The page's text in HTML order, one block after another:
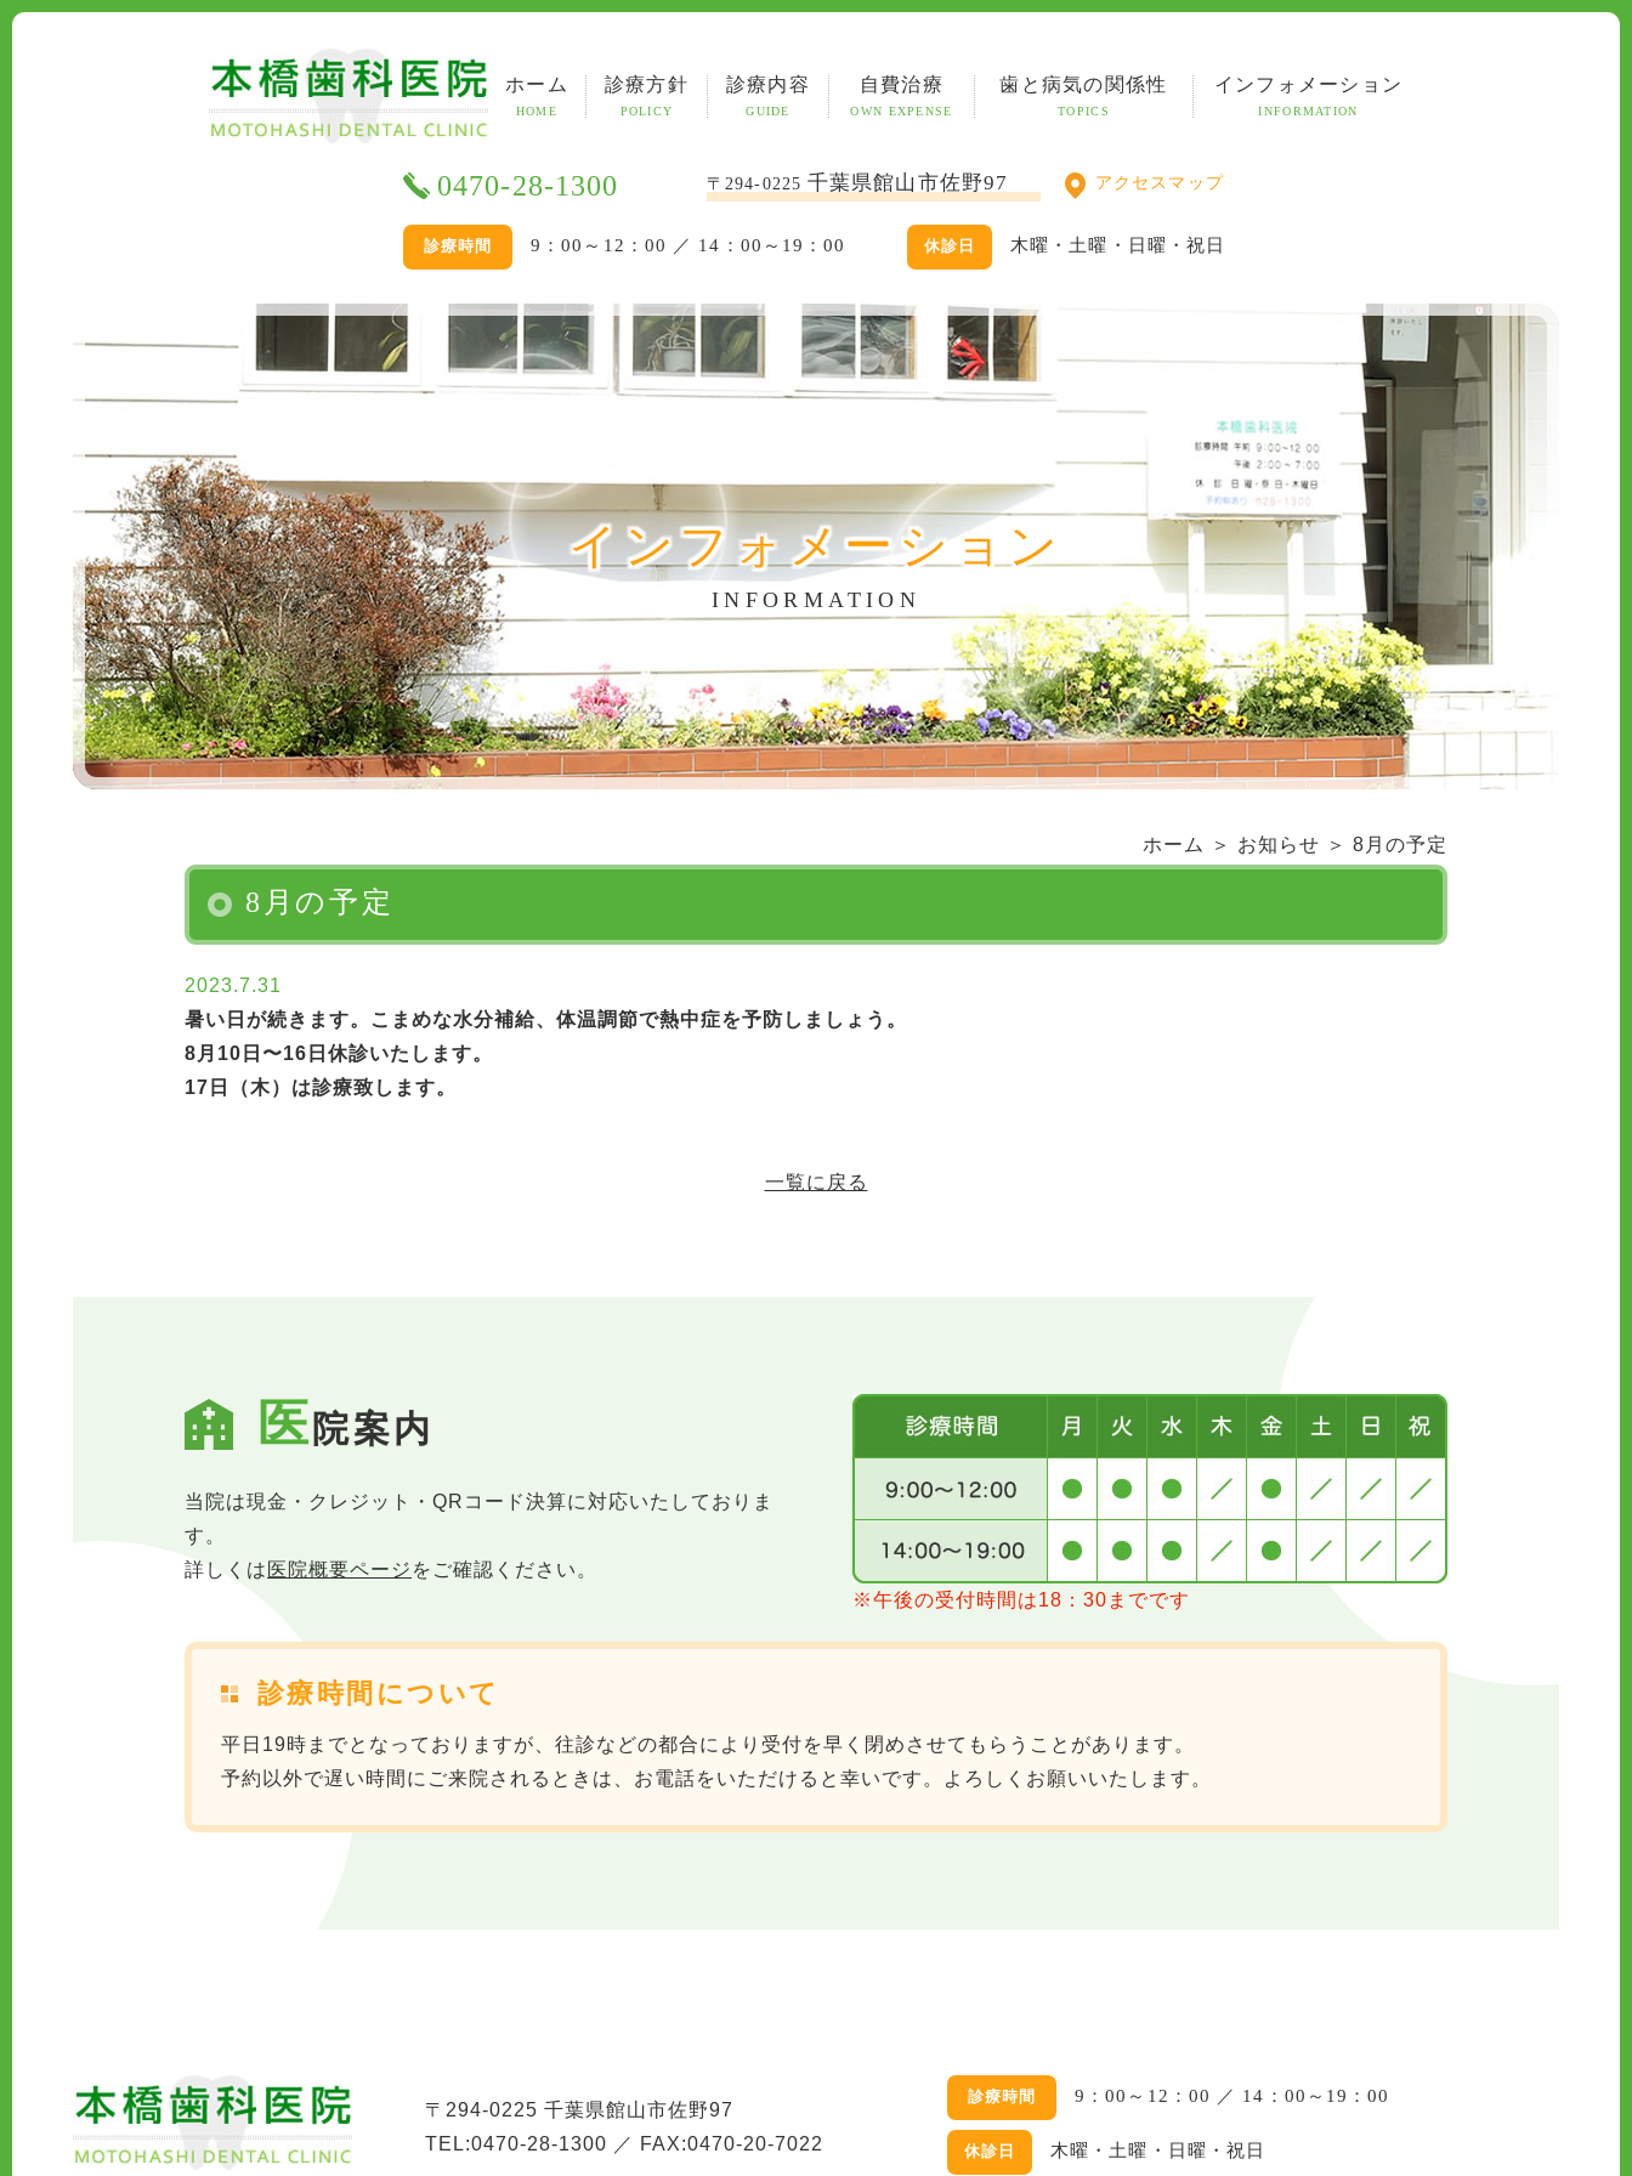
ホーム
HOME
診療方針
POLICY
診療内容
GUIDE
自費治療
OWN EXPENSE
歯と病気の関係性
TOPICS
インフォメーション
INFORMATION
0470-28-1300 〒294-0225 千葉県館山市佐野97 アクセスマップ
9：00～12：00 ／ 14：00～19：00 木曜・土曜・日曜・祝日
インフォメーション
INFORMATION
ホーム ＞ お知らせ ＞ 8月の予定
8月の予定
2023.7.31
暑い日が続きます。こまめな水分補給、体温調節で熱中症を予防しましょう。
8月10日〜16日休診いたします。
17日（木）は診療致します。
一覧に戻る
医 院案内
当院は現金・クレジット・QRコード決算に対応いたしておりま
す。
詳しくは 医院概要ページ をご確認ください。
※午後の受付時間は18：30までです
診療時間について
平日19時までとなっておりますが、往診などの都合により受付を早く閉めさせてもらうことがあります。
予約以外で遅い時間にご来院されるときは、お電話をいただけると幸いです。よろしくお願いいたします。
〒294-0225 千葉県館山市佐野97
TEL:0470-28-1300 ／ FAX:0470-20-7022
9：00～12：00 ／ 14：00～19：00
木曜・土曜・日曜・祝日